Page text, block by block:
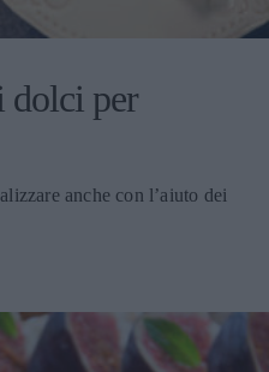
dolci per
anche con l’aiuto dei